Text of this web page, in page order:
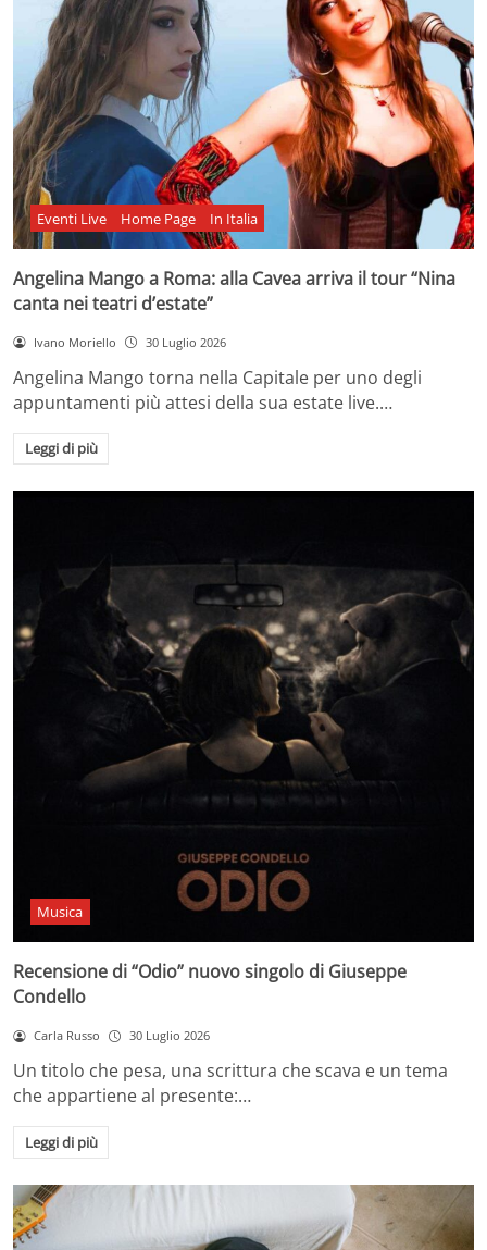
Eventi Live Home Page In Italia
Angelina Mango a Roma: alla Cavea arriva il tour “Nina
canta nei teatri d’estate”
Ivano Moriello 30 Luglio 2026
Angelina Mango torna nella Capitale per uno degli
appuntamenti più attesi della sua estate live.…
Leggi di più
Musica
Recensione di “Odio” nuovo singolo di Giuseppe
Condello
Carla Russo 30 Luglio 2026
Un titolo che pesa, una scrittura che scava e un tema
che appartiene al presente:…
Leggi di più